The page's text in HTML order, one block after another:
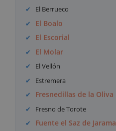
El Berrueco
El Boalo
El Escorial
El Molar
El Vellón
Estremera
Fresnedillas de la Oliva
Fresno de Torote
Fuente el Saz de Jarama